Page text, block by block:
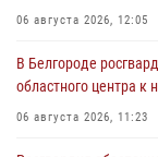
06 августа 2026, 12:05
В Белгороде
областного центра к
06 августа 2026, 11:23